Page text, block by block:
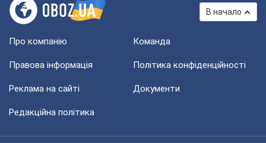
В начало
Про компанію Команда
Правова інформація Політика конфіденційності
Реклама на сайті Документи
Редакційна політика